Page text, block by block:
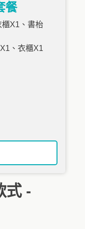
餐
櫃X1、書枱
、衣櫃X1
式 -